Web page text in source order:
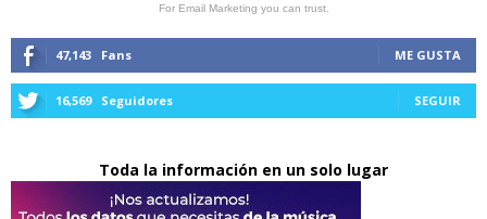
For Email Marketing you can trust.
47,143 Fans ME GUSTA
16,569 Seguidores SEGUIR
Toda la información en un solo lugar